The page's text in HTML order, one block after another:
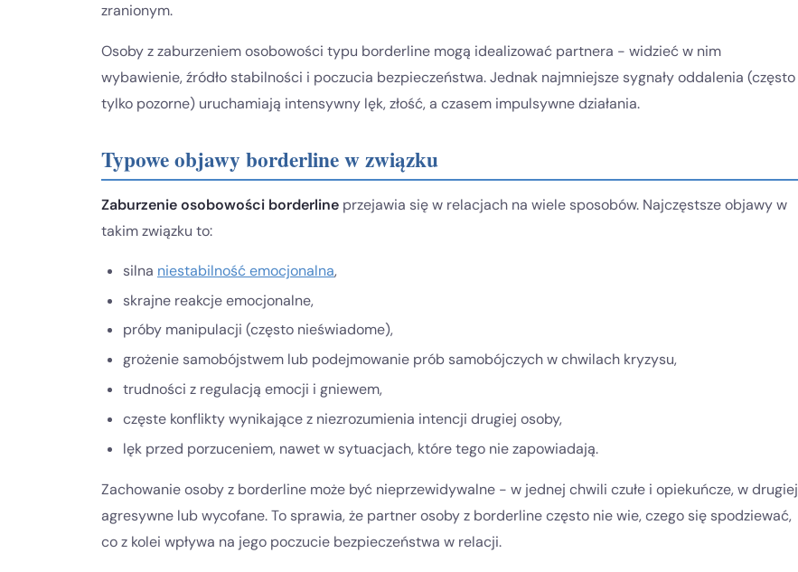
zranionym.
Osoby z zaburzeniem osobowości typu borderline mogą idealizować partnera - widzieć w nim
wybawienie, źródło stabilności i poczucia bezpieczeństwa. Jednak najmniejsze sygnały oddalenia (często
tylko pozorne) uruchamiają intensywny lęk, złość, a czasem impulsywne działania.
Typowe objawy borderline w związku
Zaburzenie osobowości borderline przejawia się w relacjach na wiele sposobów. Najczęstsze objawy w
takim związku to:
silna niestabilność emocjonalna,
skrajne reakcje emocjonalne,
próby manipulacji (często nieświadome),
grożenie samobójstwem lub podejmowanie prób samobójczych w chwilach kryzysu,
trudności z regulacją emocji i gniewem,
częste konflikty wynikające z niezrozumienia intencji drugiej osoby,
lęk przed porzuceniem, nawet w sytuacjach, które tego nie zapowiadają.
Zachowanie osoby z borderline może być nieprzewidywalne - w jednej chwili czułe i opiekuńcze, w drugiej
agresywne lub wycofane. To sprawia, że partner osoby z borderline często nie wie, czego się spodziewać,
co z kolei wpływa na jego poczucie bezpieczeństwa w relacji.